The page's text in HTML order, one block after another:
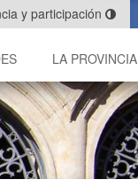
y participación
LA PROVINCIA